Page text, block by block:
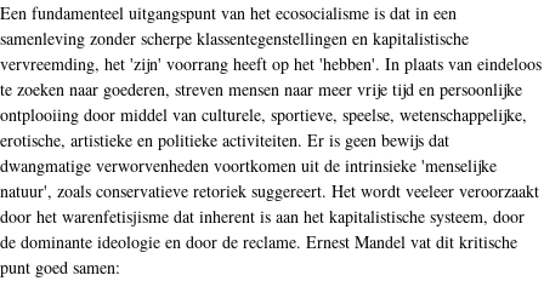
Een fundamenteel uitgangspunt van het ecosocialisme is dat in een
samenleving zonder scherpe klassentegenstellingen en kapitalistische
vervreemding, het 'zijn' voorrang heeft op het 'hebben'. In plaats van eindeloos
te zoeken naar goederen, streven mensen naar meer vrije tijd en persoonlijke
ontplooiing door middel van culturele, sportieve, speelse, wetenschappelijke,
erotische, artistieke en politieke activiteiten. Er is geen bewijs dat
dwangmatige verworvenheden voortkomen uit de intrinsieke 'menselijke
natuur', zoals conservatieve retoriek suggereert. Het wordt veeleer veroorzaakt
door het warenfetisjisme dat inherent is aan het kapitalistische systeem, door
de dominante ideologie en door de reclame. Ernest Mandel vat dit kritische
punt goed samen: